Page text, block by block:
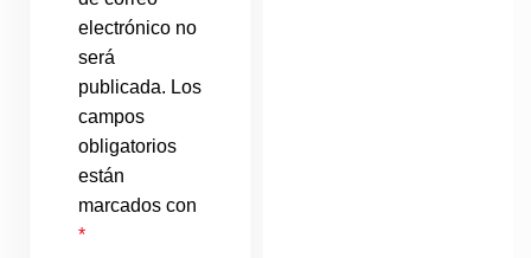
electrónico no
será
publicada. Los
campos
obligatorios
están
marcados con
*